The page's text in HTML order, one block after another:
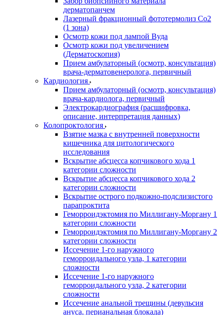
дерматопанчем
Лазерный фракционный фототермолиз Со2
(1 зона)
Осмотр кожи под лампой Вуда
Осмотр кожи под увеличением
(Дерматоскопия)
Прием амбулаторный (осмотр, консультация)
врача-дерматовенеролога, первичный
Кардиология
Прием амбулаторный (осмотр, консультация)
врача-кардиолога, первичный
Электрокардиография (расшифровка,
описание, интерпретация данных)
Колопроктология
Взятие мазка с внутренней поверхности
кишечника для цитологического
исследования
Вскрытие абсцесса копчикового хода 1
категории сложности
Вскрытие абсцесса копчикового хода 2
категории сложности
Вскрытие острого подкожно-подслизистого
парапроктита
Геморроидэктомия по Миллигану-Моргану 1
категории сложности
Геморроидэктомия по Миллигану-Моргану 2
категории сложности
Иссечение 1-го наружного
геморроидального узла, 1 категории
сложности
Иссечение 1-го наружного
геморроидального узла, 2 категории
сложности
Иссечение анальной трещины (девульсия
ануса, перианальная блокада)